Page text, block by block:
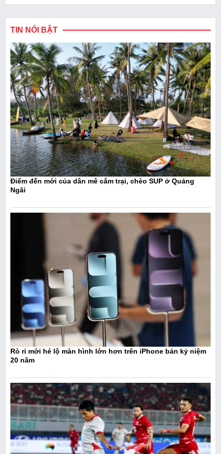
TIN NỔI BẬT
Điểm đến mới của dân mê cắm trại, chèo SUP ở Quảng
Ngãi
Rò rỉ mới hé lộ màn hình lớn hơn trên iPhone bản kỷ niệm
20 năm